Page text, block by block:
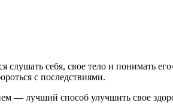
себя, свое тело и понимать
с последствиями.
— лучший способ улучшить свое